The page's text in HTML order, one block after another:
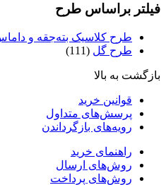
براساس طرح
طرح کلاسیک بته‌جقه و داماس
طرح گل (111)
به بالا
قوانین خرید
پرسش‌های متداول
رویه‌های بازگرداندن
راهنمای خرید
روش‌های ارسال
روش‌های پرداخت